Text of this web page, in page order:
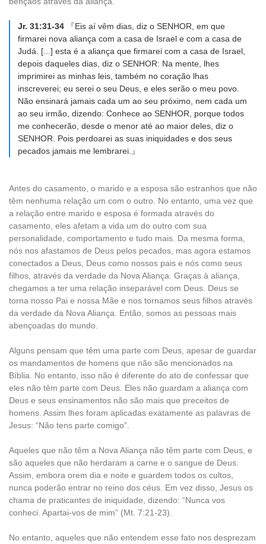
Jr. 31:31-34 『Eis aí vêm dias, diz o SENHOR, em que
firmarei nova aliança com a casa de Israel e com a casa de
Judá. [...] esta é a aliança que firmarei com a casa de Israel,
depois daqueles dias, diz o SENHOR: Na mente, lhes
imprimirei as minhas leis, também no coração lhas
inscreverei; eu serei o seu Deus, e eles serão o meu povo.
Não ensinará jamais cada um ao seu próximo, nem cada um
ao seu irmão, dizendo: Conhece ao SENHOR, porque todos
me conhecerão, desde o menor até ao maior deles, diz o
SENHOR. Pois perdoarei as suas iniquidades e dos seus
pecados jamais me lembrarei.』
Antes do casamento, o marido e a esposa são estranhos que não
têm nenhuma relação um com o outro. No entanto, uma vez que
a relação entre marido e esposa é formada através do
casamento, eles afetam a vida um do outro com sua
personalidade, comportamento e tudo mais. Da mesma forma,
nós nos afastamos de Deus pelos pecados, mas agora estamos
conectados a Deus, Deus como nossos pais e nós como seus
filhos, através da verdade da Nova Aliança. Graças à aliança,
chegamos a ter uma relação inseparável com Deus. Deus se
torna nosso Pai e nossa Mãe e nos tornamos seus filhos através
da verdade da Nova Aliança. Então, somos as pessoas mais
abençoadas do mundo.
Alguns pensam que têm uma parte com Deus, apesar de guardar
os mandamentos de homens que não são mencionados na
Bíblia. No entanto, isso não é diferente do ato de confessar que
eles não têm parte com Deus. Eles não guardam a aliança com
Deus e seus ensinamentos não são mais que preceitos de
homens. Assim lhes foram aplicadas exatamente as palavras de
Jesus: “Não tens parte comigo”.
Aqueles que não têm a Nova Aliança não têm parte com Deus, e
são aqueles que não herdaram a carne e o sangue de Deus.
Assim, embora orem dia e noite e guardem todos os cultos,
nunca poderão entrar no reino dos céus. Em vez disso, Jesus os
chama de praticantes de iniquidade, dizendo: “Nunca vos
conheci. Apartai-vos de mim” (Mt. 7:21-23).
No entanto, aqueles que não entendem esse fato nos desprezam